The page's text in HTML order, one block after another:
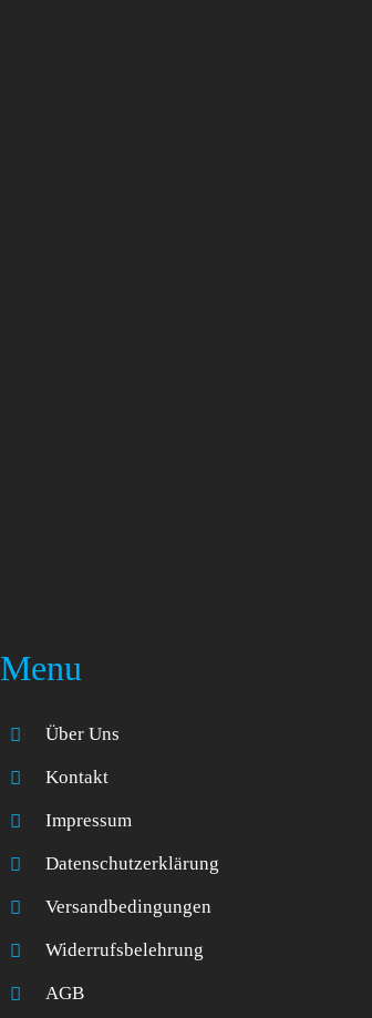
Menu
Über Uns
Kontakt
Impressum
Datenschutzerklärung
Versandbedingungen
Widerrufsbelehrung
AGB